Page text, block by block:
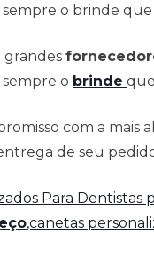
sempre o brinde
grandes
sempre o brinde
com a mais
de seu
Para Dentistas
,canetas